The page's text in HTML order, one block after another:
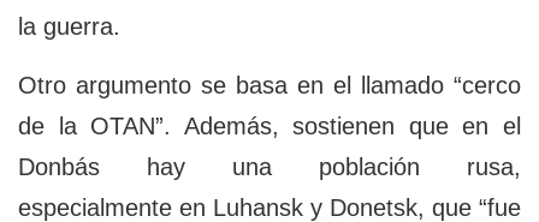
la guerra.
Otro argumento se basa en el llamado “cerco
de la OTAN”. Además, sostienen que en el
Donbás hay una población rusa,
especialmente en Luhansk y Donetsk, que “fue